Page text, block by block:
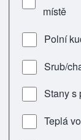
místě
Polní
Srub/
Stany s
Teplá